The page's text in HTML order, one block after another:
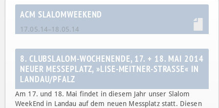
ACM SLALOMWEEKEND
17.05.14–18.05.14
8. CLUBSLALOM-WOCHENENDE, 17. + 18. MAI 2014
NEUER MESSEPLATZ, »LISE-MEITNER-STRASSE« IN
LANDAU/PFALZ
Am 17. und 18. Mai findet in diesem Jahr unser Slalom
WeekEnd in Landau auf dem neuen Messplatz statt. Diesen